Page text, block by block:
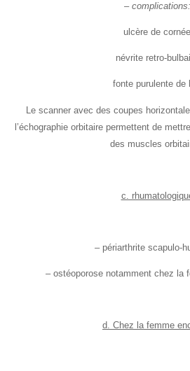
– complications:
ulcère de cornée
névrite retro-
fonte purulente de
Le scanner avec des coupes
l’échographie orbitaire permettent de
des muscles
c.
– périarthrite scapulo-
– ostéoporose notamment chez la
d. Chez la femme